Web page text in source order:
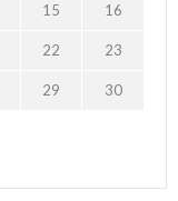
15 16
22 23
29 30